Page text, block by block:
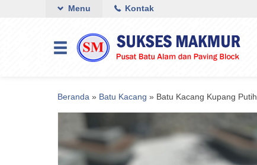
Menu Kontak
Beranda » Batu Kacang » Batu Kacang Kupang Putih